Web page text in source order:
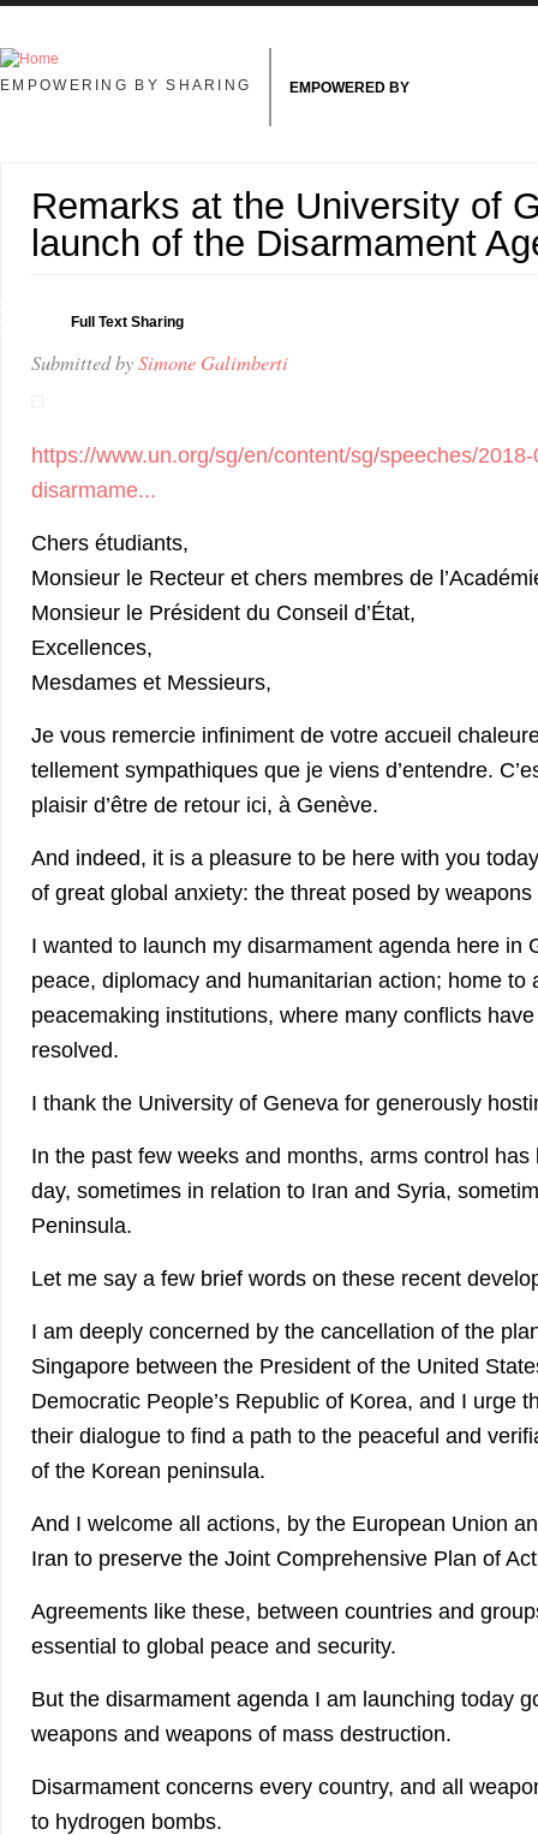
Skip to main content
EMPOWERING BY SHARING EMPOWERED BY
Remarks at the University of
launch of the Disarmament
Full Text Sharing
Submitted bySimone Galimberti
https://www.un.org/sg/en/content/sg/speeches/
disarmame...
Chers étudiants,
Monsieur le Recteur et chers membres de
Monsieur le Président du Conseil d’État,
Excellences,
Mesdames et Messieurs,
Je vous remercie infiniment de votre accueil
tellement sympathiques que je viens d’entendre.
plaisir d’être de retour ici, à Genève.
And indeed, it is a pleasure to be here with you
of great global anxiety: the threat posed by
I wanted to launch my disarmament agenda here in
peace, diplomacy and humanitarian action; home to
peacemaking institutions, where many conflicts
resolved.
I thank the University of Geneva for generously
In the past few weeks and months, arms control
day, sometimes in relation to Iran and Syria,
Peninsula.
Let me say a few brief words on these recent
I am deeply concerned by the cancellation of the
Singapore between the President of the United
Democratic People’s Republic of Korea, and I urge
their dialogue to find a path to the peaceful and
of the Korean peninsula.
And I welcome all actions, by the European Union
Iran to preserve the Joint Comprehensive Plan of
Agreements like these, between countries and
essential to global peace and security.
But the disarmament agenda I am launching today
weapons and weapons of mass destruction.
Disarmament concerns every country, and all
to hydrogen bombs.